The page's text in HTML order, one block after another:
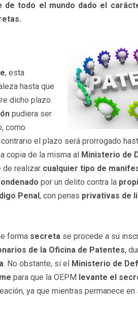
todo el mundo dado el
, esta
hasta que
dicho plazo.
pudiera ser
como
el plazo será prorrogado
copia de la misma al Ministerio de
de realizar cualquier tipo de
por un delito contra la
Penal , con penas privativas de
forma secreta se procede a su
de la Oficina de Patentes,
. No obstante, si el Ministerio de
para que la OEPM levante el
ya que mientras permanece en